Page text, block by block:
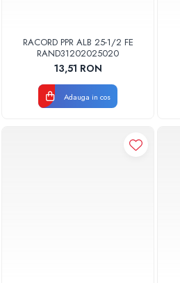
RACORD PPR ALB 25-1/2 FE
RAND31202025020
13,51 RON
Adauga in cos